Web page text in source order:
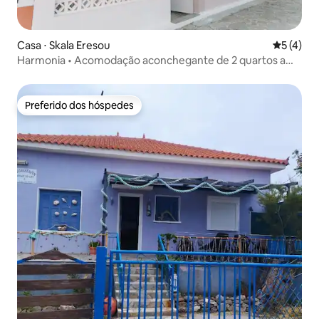
Casa ⋅ Skala Eresou 5 de
5 (4)
Harmonia • Acomodação aconchegante de 2 quartos a
Preferido dos hóspedes
Preferido dos hóspedes